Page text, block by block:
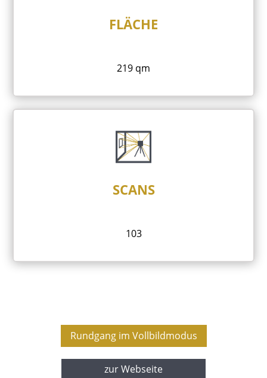
FLÄCHE
219 qm
SCANS
103
Rundgang im Vollbildmodus
zur Webseite